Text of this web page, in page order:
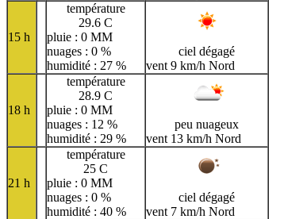
R S T
U
V
W X Y Z
15 h
température
29.6 C
pluie : 0 MM
nuages : 0 %
humidité : 27 %
ciel dégagé
vent 9 km/h Nord
18 h
température
28.9 C
pluie : 0 MM
nuages : 12 %
humidité : 29 %
peu nuageux
vent 13 km/h Nord
21 h
température
25 C
pluie : 0 MM
nuages : 0 %
humidité : 40 %
ciel dégagé
vent 7 km/h Nord